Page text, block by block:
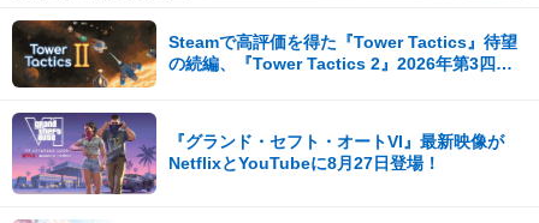
Steamで高評価を得た『Tower Tactics』待望
の続編、『Tower Tactics 2』2026年第3四半
『グランド・セフト・オートVI』最新映像が
NetflixとYouTubeに8月27日登場！